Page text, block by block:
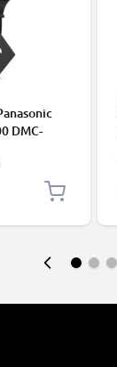
DMC-
BLG10
rápido